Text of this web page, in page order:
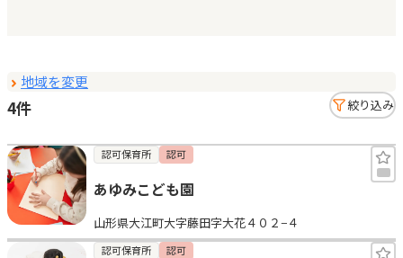
マイページ
お気に入り
見学日記
地域を変更
4件 絞り込み
認可保育所 認可
あゆみこども園
山形県大江町大字藤田字大花４０２−４
認可保育所 認可